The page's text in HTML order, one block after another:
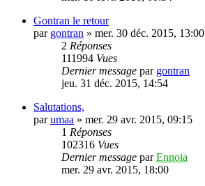
Gontran le retour
par gontran » mer. 30 déc. 2015, 13:00
2 Réponses
111994 Vues
Dernier message par gontran
jeu. 31 déc. 2015, 14:54
Salutations,
parumaa » mer. 29 avr. 2015, 09:15
1 Réponses
102316 Vues
Dernier message parEnnoia
mer. 29 avr. 2015, 18:00